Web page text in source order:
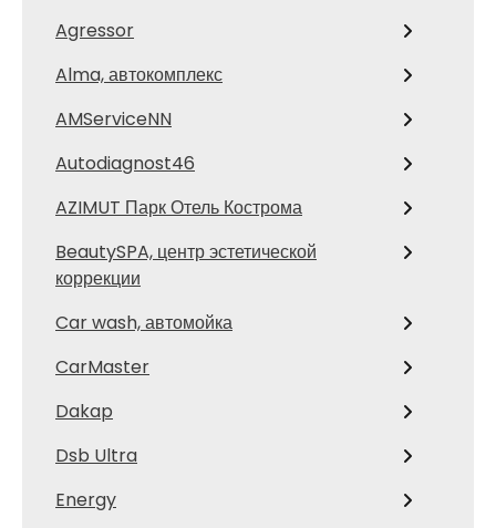
Agressor
Alma, автокомплекс
AMServiceNN
Autodiagnost46
AZIMUT Парк Отель Кострома
BeautySPA, центр эстетической
коррекции
Car wash, автомойка
CarMaster
Dakap
Dsb Ultra
Energy